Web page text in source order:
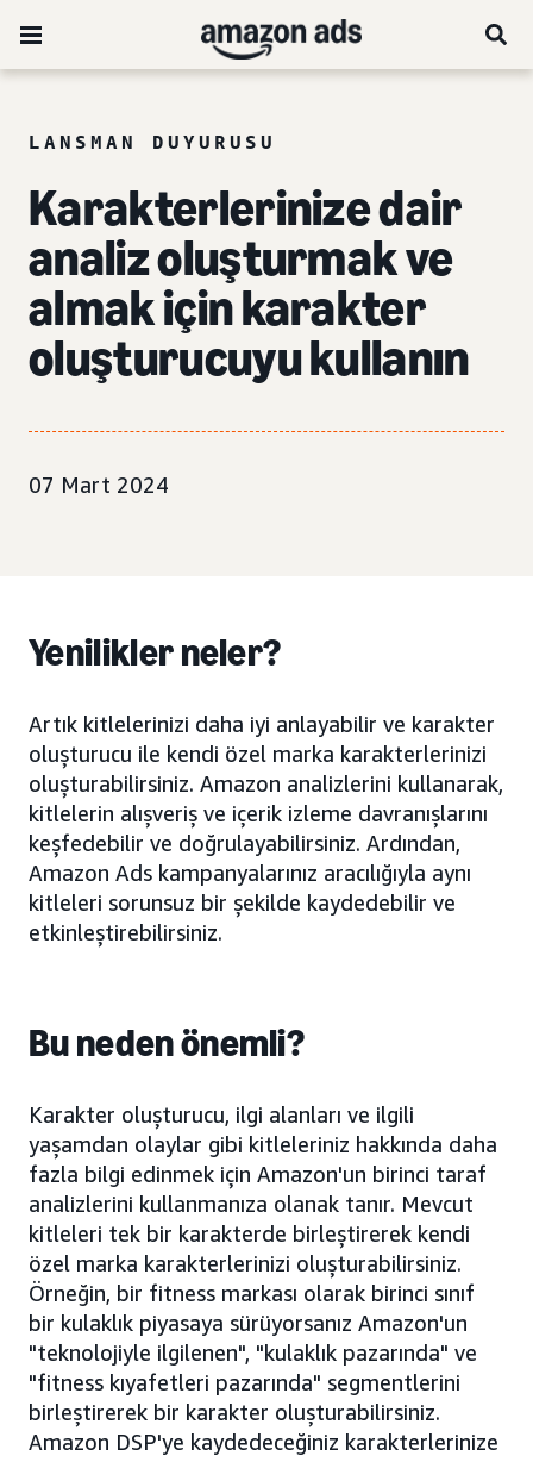
LANSMAN DUYURUSU
Karakterlerinize dair
analiz oluşturmak ve
almak için karakter
oluşturucuyu kullanın
07 Mart 2024
Yenilikler neler?
Artık kitlelerinizi daha iyi anlayabilir ve karakter
oluşturucu ile kendi özel marka karakterlerinizi
oluşturabilirsiniz. Amazon analizlerini kullanarak,
kitlelerin alışveriş ve içerik izleme davranışlarını
keşfedebilir ve doğrulayabilirsiniz. Ardından,
Amazon Ads kampanyalarınız aracılığıyla aynı
kitleleri sorunsuz bir şekilde kaydedebilir ve
etkinleştirebilirsiniz.
Bu neden önemli?
Karakter oluşturucu, ilgi alanları ve ilgili
yaşamdan olaylar gibi kitleleriniz hakkında daha
fazla bilgi edinmek için Amazon'un birinci taraf
analizlerini kullanmanıza olanak tanır. Mevcut
kitleleri tek bir karakterde birleştirerek kendi
özel marka karakterlerinizi oluşturabilirsiniz.
Örneğin, bir fitness markası olarak birinci sınıf
bir kulaklık piyasaya sürüyorsanız Amazon'un
"teknolojiyle ilgilenen", "kulaklık pazarında" ve
"fitness kıyafetleri pazarında" segmentlerini
birleştirerek bir karakter oluşturabilirsiniz.
Amazon DSP'ye kaydedeceğiniz karakterlerinize